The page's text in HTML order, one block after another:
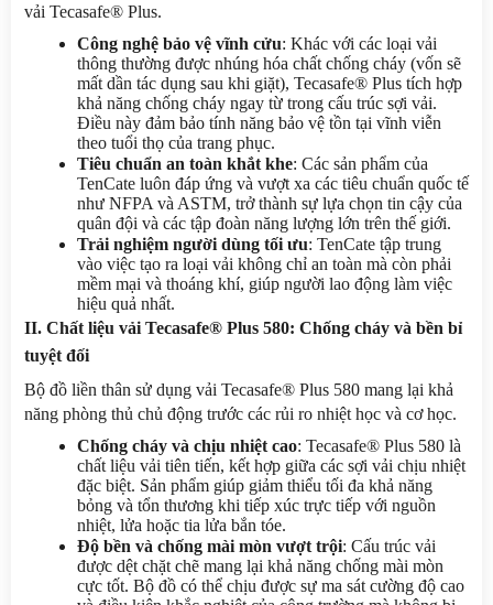
vải Tecasafe® Plus.
Công nghệ bảo vệ vĩnh cửu: Khác với các loại vải
thông thường được nhúng hóa chất chống cháy (vốn sẽ
mất dần tác dụng sau khi giặt), Tecasafe® Plus tích hợp
khả năng chống cháy ngay từ trong cấu trúc sợi vải.
Điều này đảm bảo tính năng bảo vệ tồn tại vĩnh viễn
theo tuổi thọ của trang phục.
Tiêu chuẩn an toàn khắt khe: Các sản phẩm của
TenCate luôn đáp ứng và vượt xa các tiêu chuẩn quốc tế
như NFPA và ASTM, trở thành sự lựa chọn tin cậy của
quân đội và các tập đoàn năng lượng lớn trên thế giới.
Trải nghiệm người dùng tối ưu: TenCate tập trung
vào việc tạo ra loại vải không chỉ an toàn mà còn phải
mềm mại và thoáng khí, giúp người lao động làm việc
hiệu quả nhất.
II. Chất liệu vải Tecasafe® Plus 580: Chống cháy và bền bỉ
tuyệt đối
Bộ đồ liền thân sử dụng vải Tecasafe® Plus 580 mang lại khả
năng phòng thủ chủ động trước các rủi ro nhiệt học và cơ học.
Chống cháy và chịu nhiệt cao: Tecasafe® Plus 580 là
chất liệu vải tiên tiến, kết hợp giữa các sợi vải chịu nhiệt
đặc biệt. Sản phẩm giúp giảm thiểu tối đa khả năng
bỏng và tổn thương khi tiếp xúc trực tiếp với nguồn
nhiệt, lửa hoặc tia lửa bắn tóe.
Độ bền và chống mài mòn vượt trội: Cấu trúc vải
được dệt chặt chẽ mang lại khả năng chống mài mòn
cực tốt. Bộ đồ có thể chịu được sự ma sát cường độ cao